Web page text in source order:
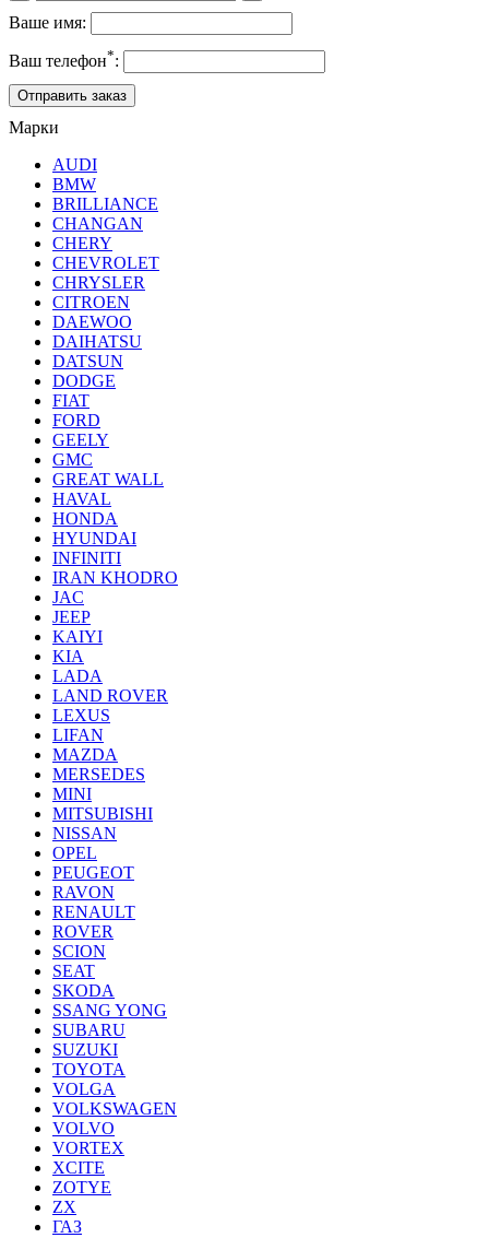
Ваше имя:
Ваш телефон*:
Марки
AUDI
BMW
BRILLIANCE
CHANGAN
CHERY
CHEVROLET
CHRYSLER
CITROEN
DAEWOO
DAIHATSU
DATSUN
DODGE
FIAT
FORD
GEELY
GMC
GREAT WALL
HAVAL
HONDA
HYUNDAI
INFINITI
IRAN KHODRO
JAC
JEEP
KAIYI
KIA
LADA
LAND ROVER
LEXUS
LIFAN
MAZDA
MERSEDES
MINI
MITSUBISHI
NISSAN
OPEL
PEUGEOT
RAVON
RENAULT
ROVER
SCION
SEAT
SKODA
SSANG YONG
SUBARU
SUZUKI
TOYOTA
VOLGA
VOLKSWAGEN
VOLVO
VORTEX
XCITE
ZOTYE
ZX
ГАЗ